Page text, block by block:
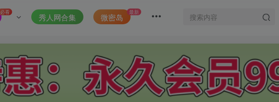
必看 秀人网合集 微密岛 最新